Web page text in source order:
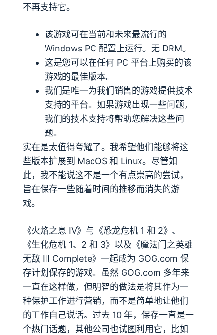
不再支持它。
该游戏可在当前和未来最流行的
Windows PC 配置上运行。无 DRM。
这是您可以在任何 PC 平台上购买的该
游戏的最佳版本。
我们是唯一为我们销售的游戏提供技术
支持的平台。如果游戏出现一些问题，
我们的技术支持将帮助您解决这些问
题。
实在是太值得夸耀了。我希望他们能够将这
些版本扩展到 MacOS 和 Linux。尽管如
此，我不能说这不是一个有点崇高的尝试，
旨在保存一些随着时间的推移而消失的游
戏。
《火焰之息 IV》与《恐龙危机 1 和 2》、
《生化危机 1、2 和 3》以及《魔法门之英雄
无敌 III Complete》一起成为 GOG.com 保
存计划保存的游戏。虽然 GOG.com 多年来
一直在这样做，但明智的做法是将其作为一
种保护工作进行营销，而不是简单地让他们
的工作自己说话。过去 10 年，保存一直是一
个热门话题，其他公司也试图利用它，比如